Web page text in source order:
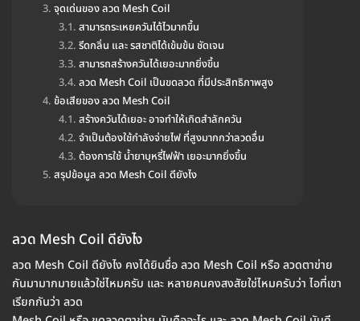
จุดเด่นของ ลวด Mesh Coil
สามารถระเหยควันได้ไวมากขึ้น
รีดกลิ่น และ รสชาติได้เข้มข้น ชัดเจน
สามารถสร้างควันได้เยอะมากยิ่งขึ้น
ลวด Mesh Coil เป็นขดลวด ที่มีประสิทธิภาพสูง
ข้อเสียของ ลวด Mesh Coil
สร้างควันได้เยอะ อาจทำให้เกิดสำลักควัน
จำเป็นต้องใช้กำลังจ่ายไฟ ที่สูงมากกว่าลวดอื่น
ต้องการใช้ น้ำยาบุหรี่ไฟฟ้า เยอะมากยิ่งขึ้น
สรุปข้อมูล ลวด Mesh Coil ดียังไง
ลวด Mesh Coil ดียังไง
ลวด Mesh Coil ดียังไง คงได้ยินชื่อ ลวด Mesh Coil หรือ ลวดตาข่าย
กันมามากมายแล้วใช่ไหมครับ และ หลายคนคงสงสัยใช่ไหมครับว่า ไอที่เขา
เรียกกันว่า ลวด